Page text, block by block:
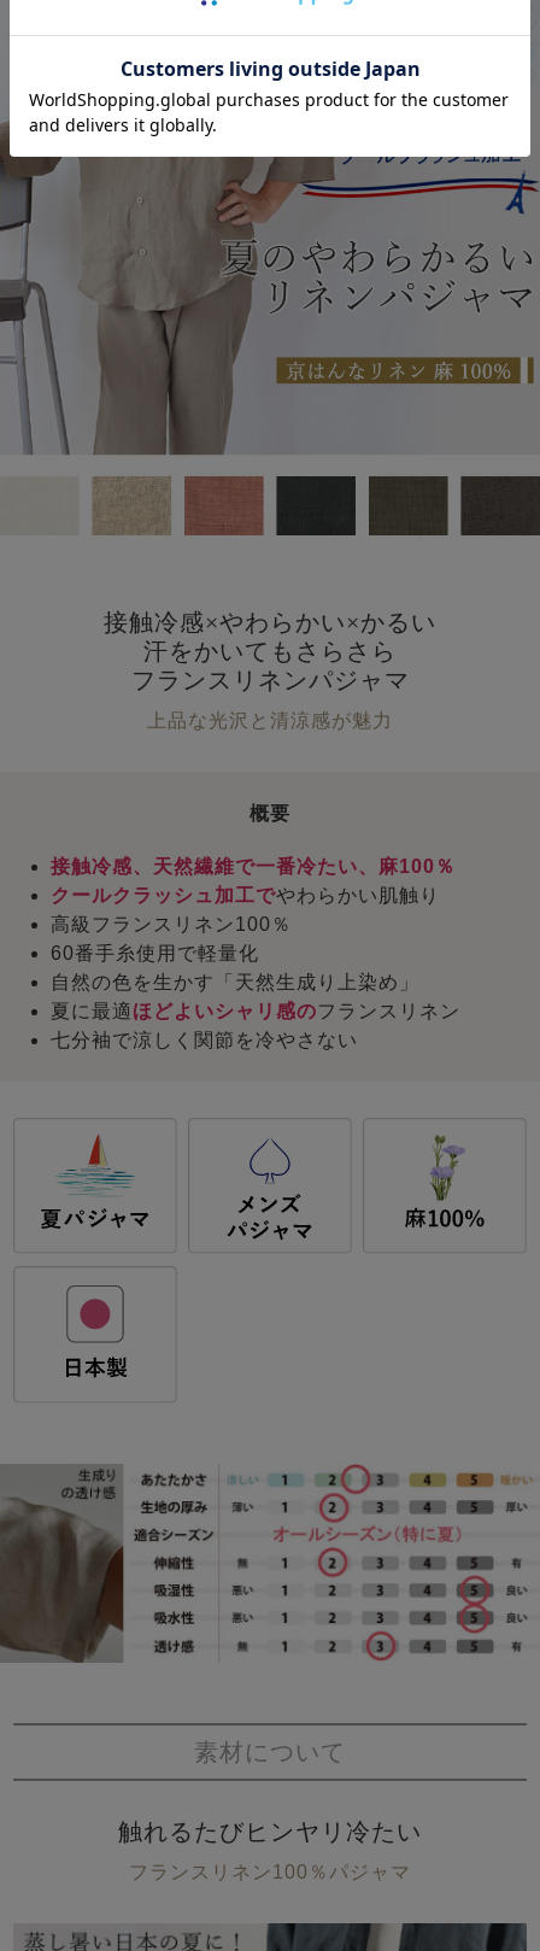
接触冷感×やわらかい×かるい
汗をかいてもさらさら
フランスリネンパジャマ
上品な光沢と清涼感が魅力
概要
接触冷感、天然繊維で一番冷たい、麻100％
クールクラッシュ加工でやわらかい肌触り
高級フランスリネン100％
60番手糸使用で軽量化
自然の色を生かす「天然生成り上染め」
夏に最適ほどよいシャリ感のフランスリネン
七分袖で涼しく関節を冷やさない
素材について
触れるたびヒンヤリ冷たい
フランスリネン100％パジャマ